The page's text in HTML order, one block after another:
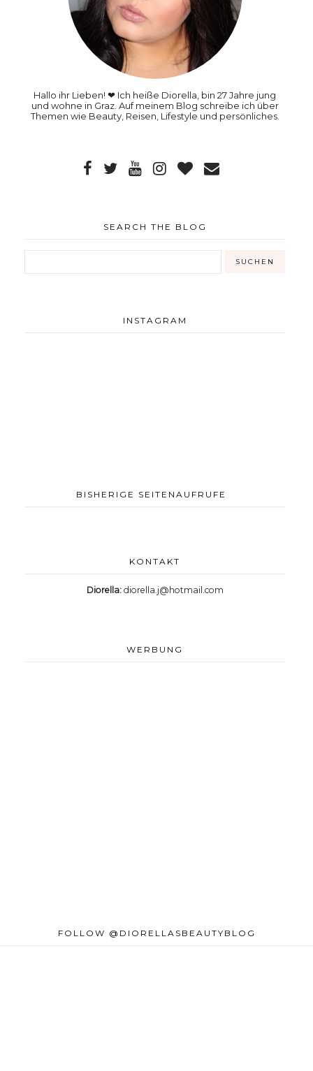
Hallo ihr Lieben! ❤ Ich heiße Diorella, bin 27 Jahre jung
und wohne in Graz. Auf meinem Blog schreibe ich über
Themen wie Beauty, Reisen, Lifestyle und persönliches.
SEARCH THE BLOG
INSTAGRAM
BISHERIGE SEITENAUFRUFE
KONTAKT
Diorella: diorella.j@hotmail.com
WERBUNG
FOLLOW @DIORELLASBEAUTYBLOG